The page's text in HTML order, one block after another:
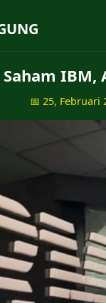
IBM,
📅 25, Februari